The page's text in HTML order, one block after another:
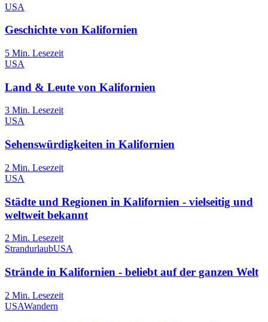
USA
Geschichte von Kalifornien
5 Min. Lesezeit
USA
Land & Leute von Kalifornien
3 Min. Lesezeit
USA
Sehenswürdigkeiten in Kalifornien
2 Min. Lesezeit
USA
Städte und Regionen in Kalifornien - vielseitig und
weltweit bekannt
2 Min. Lesezeit
StrandurlaubUSA
Strände in Kalifornien - beliebt auf der ganzen Welt
2 Min. Lesezeit
USAWandern